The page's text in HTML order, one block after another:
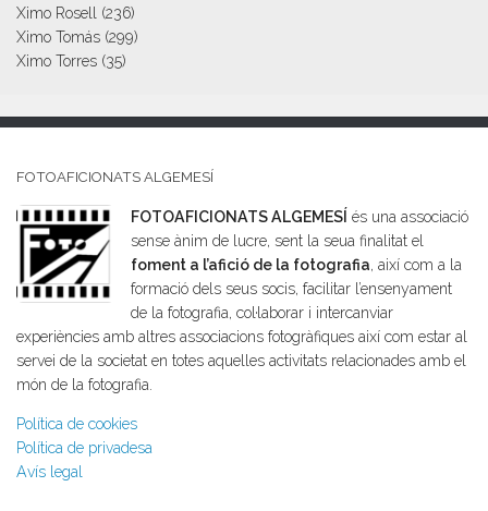
Ximo Rosell
(236)
Ximo Tomás (299)
Ximo Torres (35)
FOTOAFICIONATS ALGEMESÍ
FOTOAFICIONATS ALGEMESÍ és una associació
sense ànim de lucre, sent la seua finalitat el
foment a l’afició de la fotografia, així com a la
formació dels seus socis, facilitar l’ensenyament
de la fotografia, col·laborar i intercanviar
experiències amb altres associacions fotogràfiques així com estar al
servei de la societat en totes aquelles activitats relacionades amb el
món de la fotografia.
Política de cookies
Política de privadesa
Avís legal